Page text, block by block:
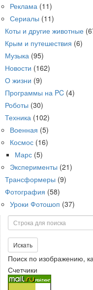
Реклама (11)
Сериалы (11)
Коты и другие животные
Крым и путешествия (6)
Музыка (95)
Новости (162)
О жизни (9)
Программы на PC (4)
Роботы (30)
Техника (102)
Военная (5)
Космос (16)
Марс (5)
Эксперименты (21)
Трансформеры (9)
Фотография (58)
Уроки Фотошоп (37)
Поиск
Искать
Поиск по изображению,
Счетчики